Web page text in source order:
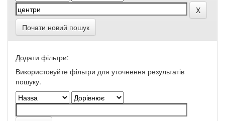
Почати новий пошук
Додати фільтри:
Використовуйте фільтри для уточнення результатів
пошуку.